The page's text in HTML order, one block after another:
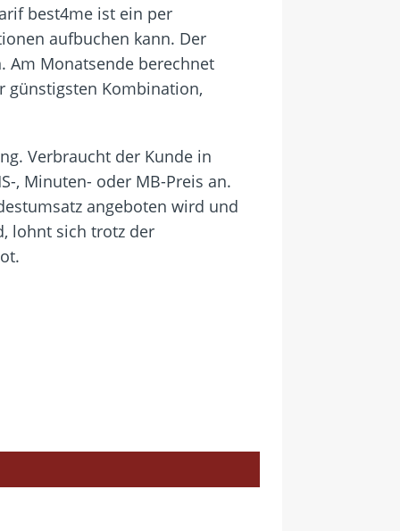
best4me ist ein per
aufbuchen kann. Der
Am Monatsende berechnet
günstigsten Kombination,
Verbraucht der Kunde in
, Minuten- oder MB-Preis an.
angeboten wird und
lohnt sich trotz der